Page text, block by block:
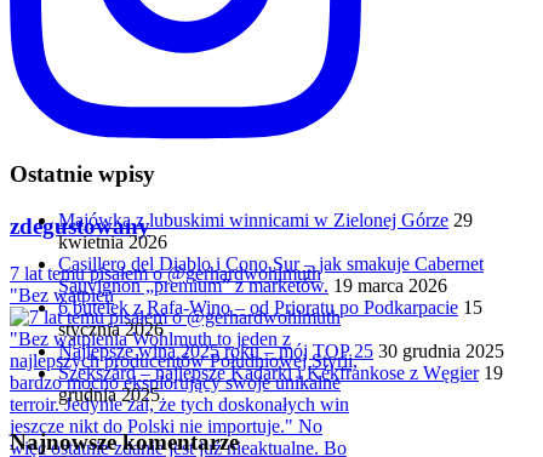
zdegustowany
7 lat temu pisałem o @gerhardwohlmuth
"Bez wątpien
Ostatnie wpisy
Majówka z lubuskimi winnicami w Zielonej Górze 29
kwietnia 2026
Casillero del Diablo i Cono Sur – jak smakuje Cabernet
Sauvignon „premium” z marketów. 19 marca 2026
6 butelek z Rafa-Wino – od Prioratu po Podkarpacie 15
stycznia 2026
Najlepsze wina 2025 roku – mój TOP 25 30 grudnia 2025
Szekszárd – najlepsze Kadarki i Kékfrankose z Węgier 19
grudnia 2025
Najnowsze komentarze